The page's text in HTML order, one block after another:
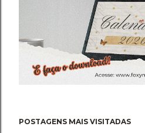
POSTAGENS MAIS VISITADAS